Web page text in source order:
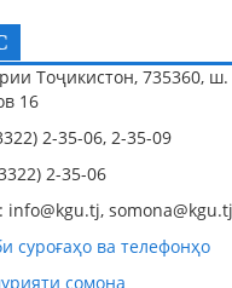
Тоҷикистон, 735360, ш.
16
2-35-06, 2-35-09
2-35-06
info@kgu.tj, somona@kgu.tj
суроғаҳо ва телефонҳо
сомона